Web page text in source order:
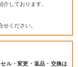
しております。
せください。
ル・変更・返品・交換は